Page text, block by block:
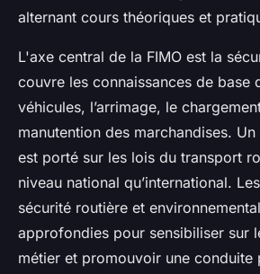
alternant cours théoriques et
L'axe central de la FIMO est la
couvre les connaissances de base
véhicules, l’arrimage, le
manutention des marchandises.
est porté sur les lois du transport
niveau national qu’international.
sécurité routière et
approfondies pour sensibiliser sur
métier et promouvoir une conduite